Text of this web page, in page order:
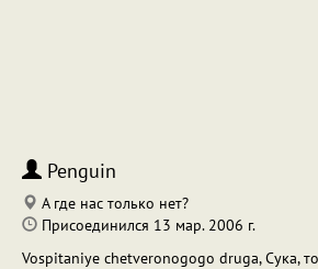
Penguin
А где нас только нет?
Присоединился 13 мар. 2006 г.
Vospitaniye chetveronogogo druga, Сука,